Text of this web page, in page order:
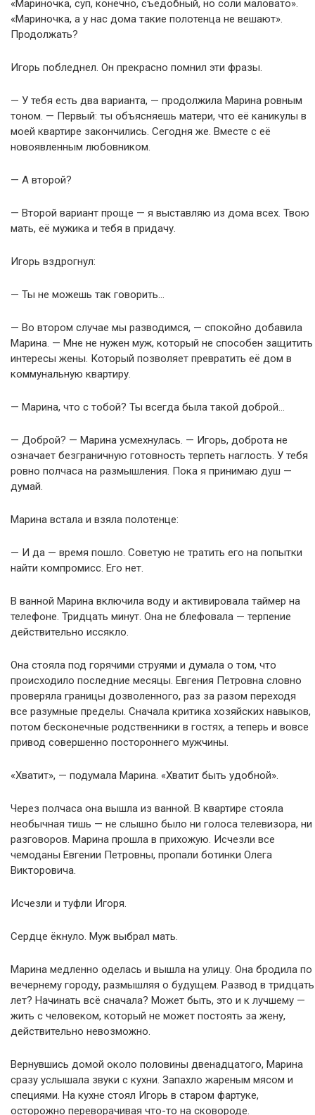
«Мариночка, суп, конечно, съедобный, но соли маловато».
«Мариночка, а у нас дома такие полотенца не вешают».
Продолжать?
Игорь побледнел. Он прекрасно помнил эти фразы.
— У тебя есть два варианта, — продолжила Марина ровным
тоном. — Первый: ты объясняешь матери, что её каникулы в
моей квартире закончились. Сегодня же. Вместе с её
новоявленным любовником.
— А второй?
— Второй вариант проще — я выставляю из дома всех. Твою
мать, её мужика и тебя в придачу.
Игорь вздрогнул:
— Ты не можешь так говорить…
— Во втором случае мы разводимся, — спокойно добавила
Марина. — Мне не нужен муж, который не способен защитить
интересы жены. Который позволяет превратить её дом в
коммунальную квартиру.
— Марина, что с тобой? Ты всегда была такой доброй…
— Доброй? — Марина усмехнулась. — Игорь, доброта не
означает безграничную готовность терпеть наглость. У тебя
ровно полчаса на размышления. Пока я принимаю душ —
думай.
Марина встала и взяла полотенце:
— И да — время пошло. Советую не тратить его на попытки
найти компромисс. Его нет.
В ванной Марина включила воду и активировала таймер на
телефоне. Тридцать минут. Она не блефовала — терпение
действительно иссякло.
Она стояла под горячими струями и думала о том, что
происходило последние месяцы. Евгения Петровна словно
проверяла границы дозволенного, раз за разом переходя
все разумные пределы. Сначала критика хозяйских навыков,
потом бесконечные родственники в гостях, а теперь и вовсе
привод совершенно постороннего мужчины.
«Хватит», — подумала Марина. «Хватит быть удобной».
Через полчаса она вышла из ванной. В квартире стояла
необычная тишь — не слышно было ни голоса телевизора, ни
разговоров. Марина прошла в прихожую. Исчезли все
чемоданы Евгении Петровны, пропали ботинки Олега
Викторовича.
Исчезли и туфли Игоря.
Сердце ёкнуло. Муж выбрал мать.
Марина медленно оделась и вышла на улицу. Она бродила по
вечернему городу, размышляя о будущем. Развод в тридцать
лет? Начинать всё сначала? Может быть, это и к лучшему —
жить с человеком, который не может постоять за жену,
действительно невозможно.
Вернувшись домой около половины двенадцатого, Марина
сразу услышала звуки с кухни. Запахло жареным мясом и
специями. На кухне стоял Игорь в старом фартуке,
осторожно переворачивая что-то на сковороде.